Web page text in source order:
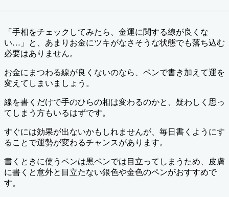
「手相をチェックしてみたら、金運に関する線が良くな
い…」と、あまりお金にツキがなさそうな状態でも落ち込む
必要はありません。
お金にまつわる線が良くないのなら、ペンで書き加えて運を
変えてしまいましょう。
線を書くだけで手のひらの相は変わるのかと、疑わしく思っ
てしまう方もいるはずです。
すぐには効果が出ないかもしれませんが、毎日書くようにす
ることで運勢が変わるチャンスがあります。
書くときに使うペンは黒ペンでは目立ってしまうため、皮膚
に書くと意外と目立たない銀色や金色のペンがおすすめで
す。